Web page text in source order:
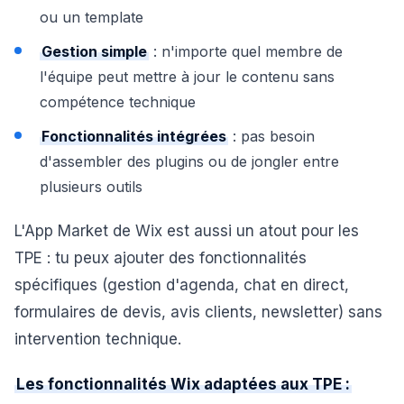
ou un template
Gestion simple : n'importe quel membre de
l'équipe peut mettre à jour le contenu sans
compétence technique
Fonctionnalités intégrées : pas besoin
d'assembler des plugins ou de jongler entre
plusieurs outils
L'App Market de Wix est aussi un atout pour les
TPE : tu peux ajouter des fonctionnalités
spécifiques (gestion d'agenda, chat en direct,
formulaires de devis, avis clients, newsletter) sans
intervention technique.
Les fonctionnalités Wix adaptées aux TPE :